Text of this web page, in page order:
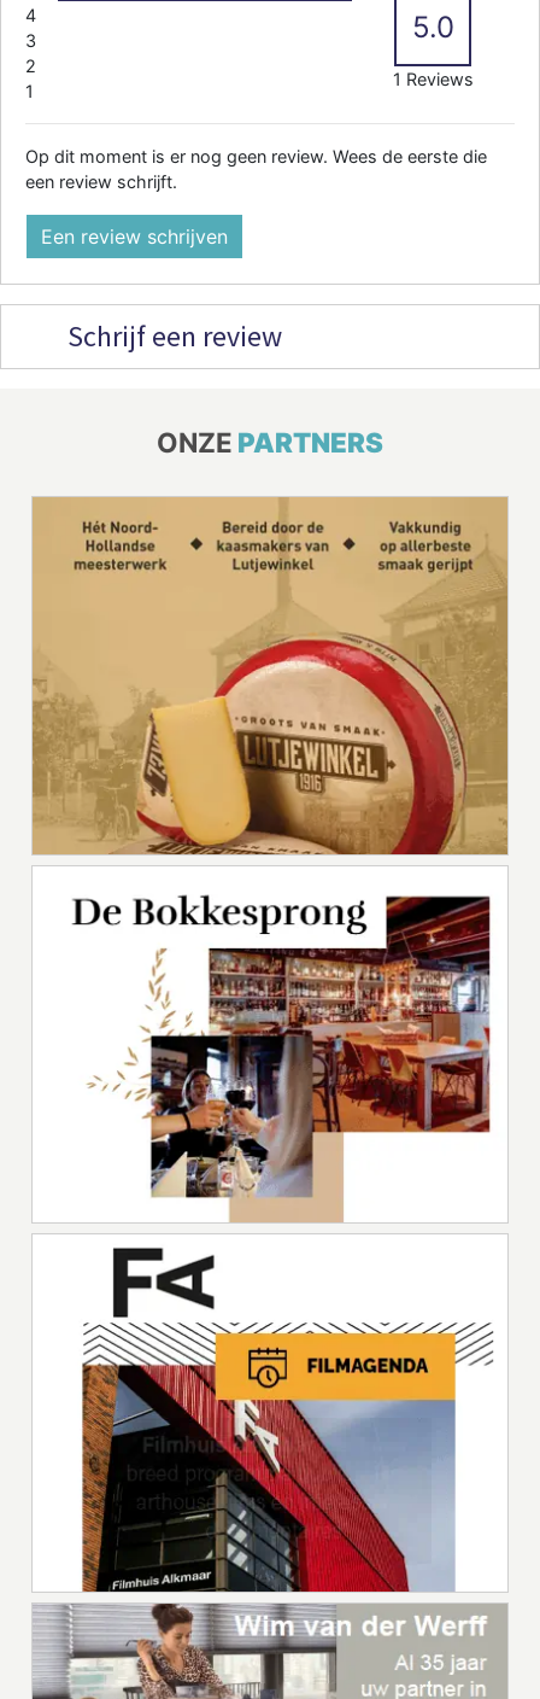
4
3
2
1
5.0
1 Reviews
Op dit moment is er nog geen review. Wees de eerste die
een review schrijft.
Een review schrijven
Schrijf een review
ONZE PARTNERS